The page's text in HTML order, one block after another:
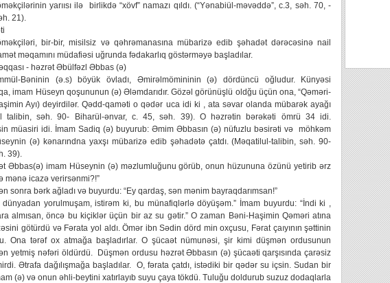
yarıısı ilə birlikdə “xövf” namazı qıldı. (“Yənabiül-məvəddə”, c.3, səh. 70, -
21).
bir-bir, misilsiz və qəhrəmanasına mübarizə edib şəhadət dərəcəsinə nail
məqamını müdafiəsi uğrunda fədakarlıq göstərməyə başladılar.
- həzrət Əbülfəzl Əbbas (ə)
Bəninin (ə.s) böyük övladı, Əmirəlmömininin (ə) dördüncü oğludur. Künyəsi
imam Hüseyn qoşununun (ə) Ələmdarıdır. Gözəl görünüşlü oldğu üçün ona, “Qəməri-
Ayı) deyirdilər. Qədd-qaməti o qədər uca idi ki , ata səvar olanda mübarək ayağı
talibin, səh. 90- Biharül-ənvar, c. 45, səh. 39). O həzrətin bərəkəti ömrü 34 idi.
müasiri idi. İmam Sadiq (ə) buyurub: Əmim Əbbasın (ə) nüfuzlu bəsirəti və möhkəm
(ə) kənarındna yaxşı mübarizə edib şəhadətə çatdı. (Məqatilul-talibin, səh. 90-
39).
Əbbas(ə) imam Hüseynin (ə) məzlumluğunu görüb, onun hüzununa özünü yetirib ərz
mənə icazə verirsənmi?!”
sonra bərk ağladı və buyurdu: “Ey qardaş, sən mənim bayraqdarımsan!”
dünyadan yorulmuşam, istirəm ki, bu münafiqlərlə döyüşəm.” İmam buyurdu: “İndi ki ,
almısan, öncə bu kiçiklər üçün bir az su gətir.” O zaman Bəni-Haşimin Qəməri atına
götürdü və Fərata yol aldı. Ömər ibn Sədin dörd min oxçusu, Fərat çaıyının şəttinin
Ona tərəf ox atmağa başladırlar. O şücaət nümunəsi, şir kimi düşmən ordusunun
yetmiş nəfəri öldürdü. Düşmən ordusu həzrət Əbbasın (ə) şücaəti qarşısında çarəsiz
Ətrafa dağılışmağa başladılar. O, fərata çatdı, istədiki bir qədər su içsin. Sudan bir
(ə) və onun əhli-beytini xatırlayıb suyu çaya tökdü. Tuluğu doldurub suzuz dodaqlarla